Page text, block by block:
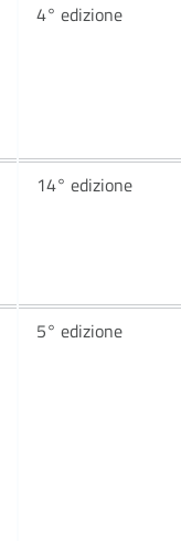
4° edizione
14° edizione
5° edizione